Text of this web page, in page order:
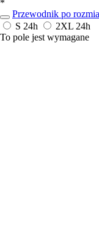
*
Przewodnik po
S 24h 2XL 24h
To pole jest wymagane